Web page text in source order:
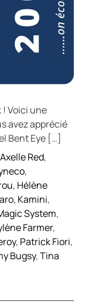
! Voici une
avez apprécié
Bent Eye […]
Axelle Red,
,
, Hélène
, Kamini,
System,
Farmer,
, Patrick Fiori,
Bugsy,Tina